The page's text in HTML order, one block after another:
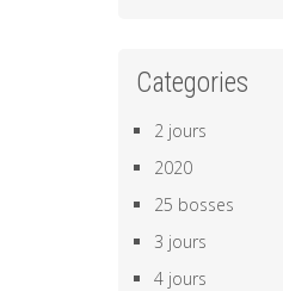
Categories
2 jours
2020
25 bosses
3 jours
4 jours